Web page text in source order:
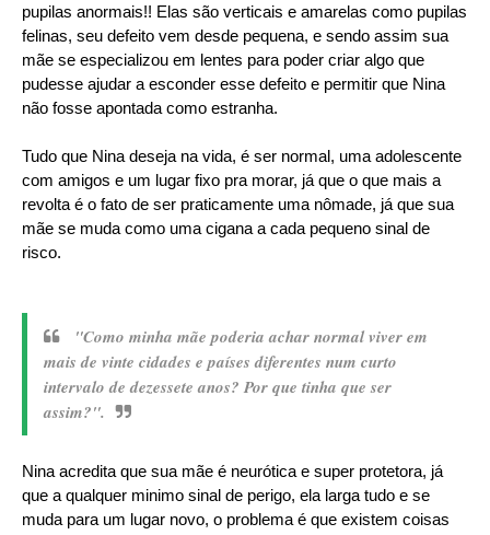
pupilas anormais!! Elas são verticais e amarelas como pupilas
felinas, seu defeito vem desde pequena, e sendo assim sua
mãe se especializou em lentes para poder criar algo que
pudesse ajudar a esconder esse defeito e permitir que Nina
não fosse apontada como estranha.
Tudo que Nina deseja na vida, é ser normal, uma adolescente
com amigos e um lugar fixo pra morar, já que o que mais a
revolta é o fato de ser praticamente uma nômade, já que sua
mãe se muda como uma cigana a cada pequeno sinal de
risco.
"Como minha mãe poderia achar normal viver em
mais de vinte cidades e países diferentes num curto
intervalo de dezessete anos? Por que tinha que ser
assim?".
Nina acredita que sua mãe é neurótica e super protetora, já
que a qualquer minimo sinal de perigo, ela larga tudo e se
muda para um lugar novo, o problema é que existem coisas